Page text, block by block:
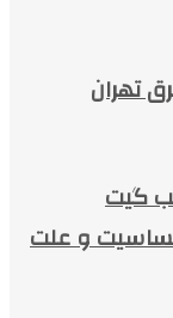
تهران
گیت
و علت